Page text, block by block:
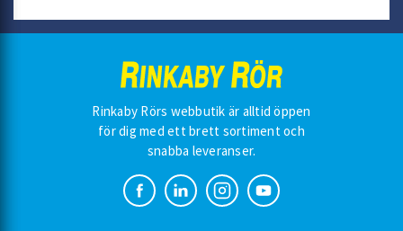
Rinkaby Rörs webbutik är alltid öppen
för dig med ett brett sortiment och
snabba leveranser.